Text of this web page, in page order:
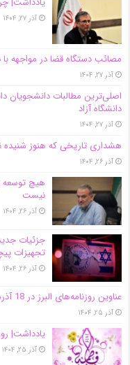
آذر ۲۷, ۱۴۰۴
مصائب دستگاه قضا در مواجهه
آذر ۲۷, ۱۴۰۴
اصلی‌ترین مطالبات دانشجویان
دانشگاه آز‌اد
آذر ۲۷, ۱۴۰۴
هشداری تاریخی که هنوز
آذر ۲۶, ۱۴۰۴
هیچ توسعه
نیست
آذر ۲۶, ۱۴۰۴
جزئیات
تجهیزات
آذر ۲۶, ۱۴۰۴
عناوین روزنامه‌های البرز در ‌18 آذرماه/صدرنشینی در ارائه خدمات زایمان بی‌درد
آذر ۲۵, ۱۴۰۴
یادداشت|
آذر ۲۵, ۱۴۰۴